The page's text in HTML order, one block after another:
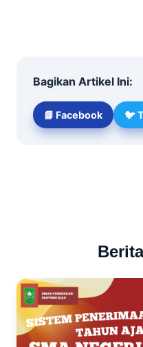
Bagikan Artikel Ini:
📘 Facebook 🐦